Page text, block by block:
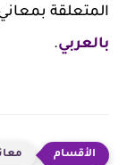
المتعلقة
بالعربي.